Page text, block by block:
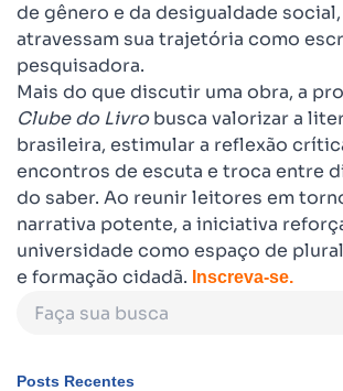
de gênero e da desigualdade
atravessam sua trajetória como
pesquisadora.
Mais do que discutir uma obra, a
Clube do Livrobusca valorizar a
brasileira, estimular a reflexão
encontros de escuta e troca entre
do saber. Ao reunir leitores em
narrativa potente, a iniciativa
universidade como espaço de
e formação cidadã. Inscreva-se.
Posts Recentes